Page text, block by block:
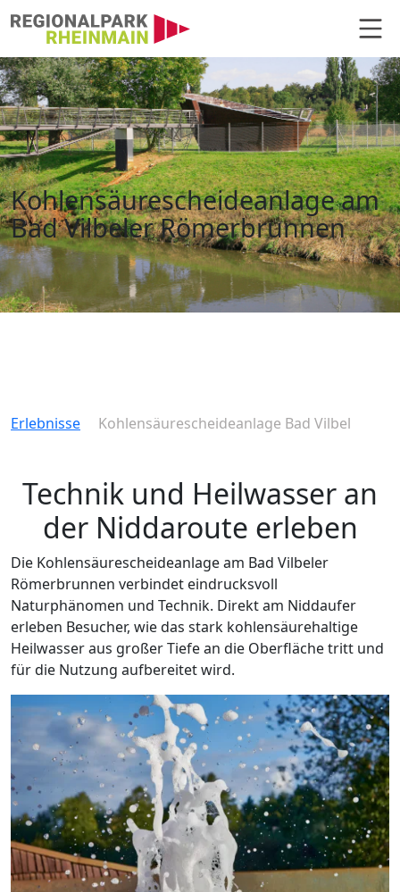
Kohlensäurescheideanlage Bad
Hauptnavigation
Kohlensäurescheideanlage am
Bad Vilbeler Römerbrunnen
Erlebnisse Kohlensäurescheideanlage Bad Vilbel
Technik und Heilwasser an
der Niddaroute erleben
Die Kohlensäurescheideanlage am Bad Vilbeler
Römerbrunnen verbindet eindrucksvoll
Naturphänomen und Technik. Direkt am Niddaufer
erleben Besucher, wie das stark kohlensäurehaltige
Heilwasser aus großer Tiefe an die Oberfläche tritt und
für die Nutzung aufbereitet wird.